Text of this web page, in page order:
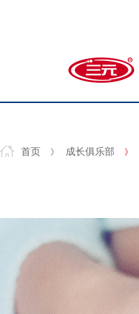
首页 》 成长俱乐部 》